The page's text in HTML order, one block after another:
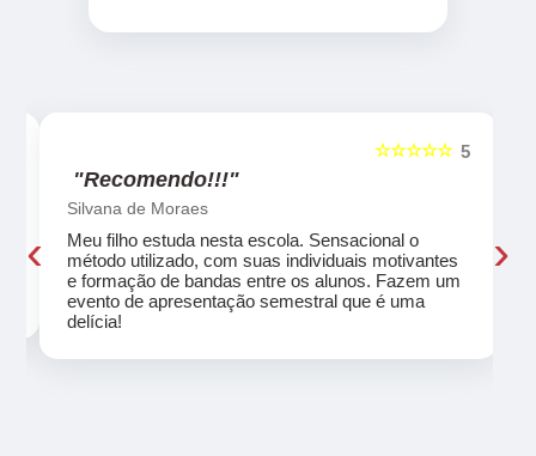
5
☆☆☆☆☆
"Recomendo!!!"
Silvana de Moraes
Meu filho estuda nesta escola. Sensacional o
método utilizado, com suas individuais motivantes
e formação de bandas entre os alunos. Fazem um
evento de apresentação semestral que é uma
delícia!
‹ ›